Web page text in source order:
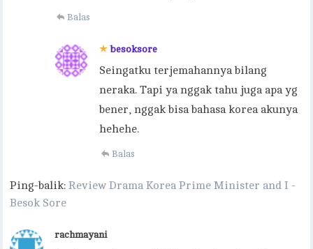
Balas
besoksore
Seingatku terjemahannya bilang
neraka. Tapi ya nggak tahu juga apa yg
bener, nggak bisa bahasa korea akunya
hehehe.
Balas
Ping-balik:Review Drama Korea Prime Minister and I -
Besok Sore
rachmayani